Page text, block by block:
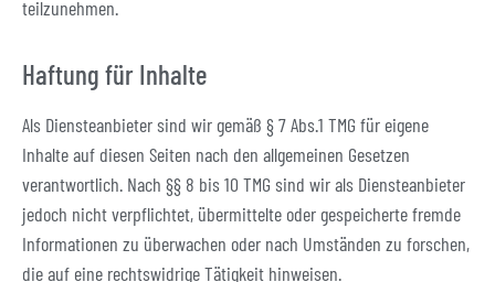
teilzunehmen.
Haftung für Inhalte
Als Diensteanbieter sind wir gemäß § 7 Abs.1 TMG für eigene
Inhalte auf diesen Seiten nach den allgemeinen Gesetzen
verantwortlich. Nach §§ 8 bis 10 TMG sind wir als Diensteanbieter
jedoch nicht verpflichtet, übermittelte oder gespeicherte fremde
Informationen zu überwachen oder nach Umständen zu forschen,
die auf eine rechtswidrige Tätigkeit hinweisen.